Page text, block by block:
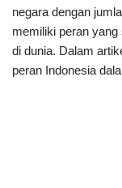
negara dengan
memiliki peran
di dunia. Dalam
peran Indonesia